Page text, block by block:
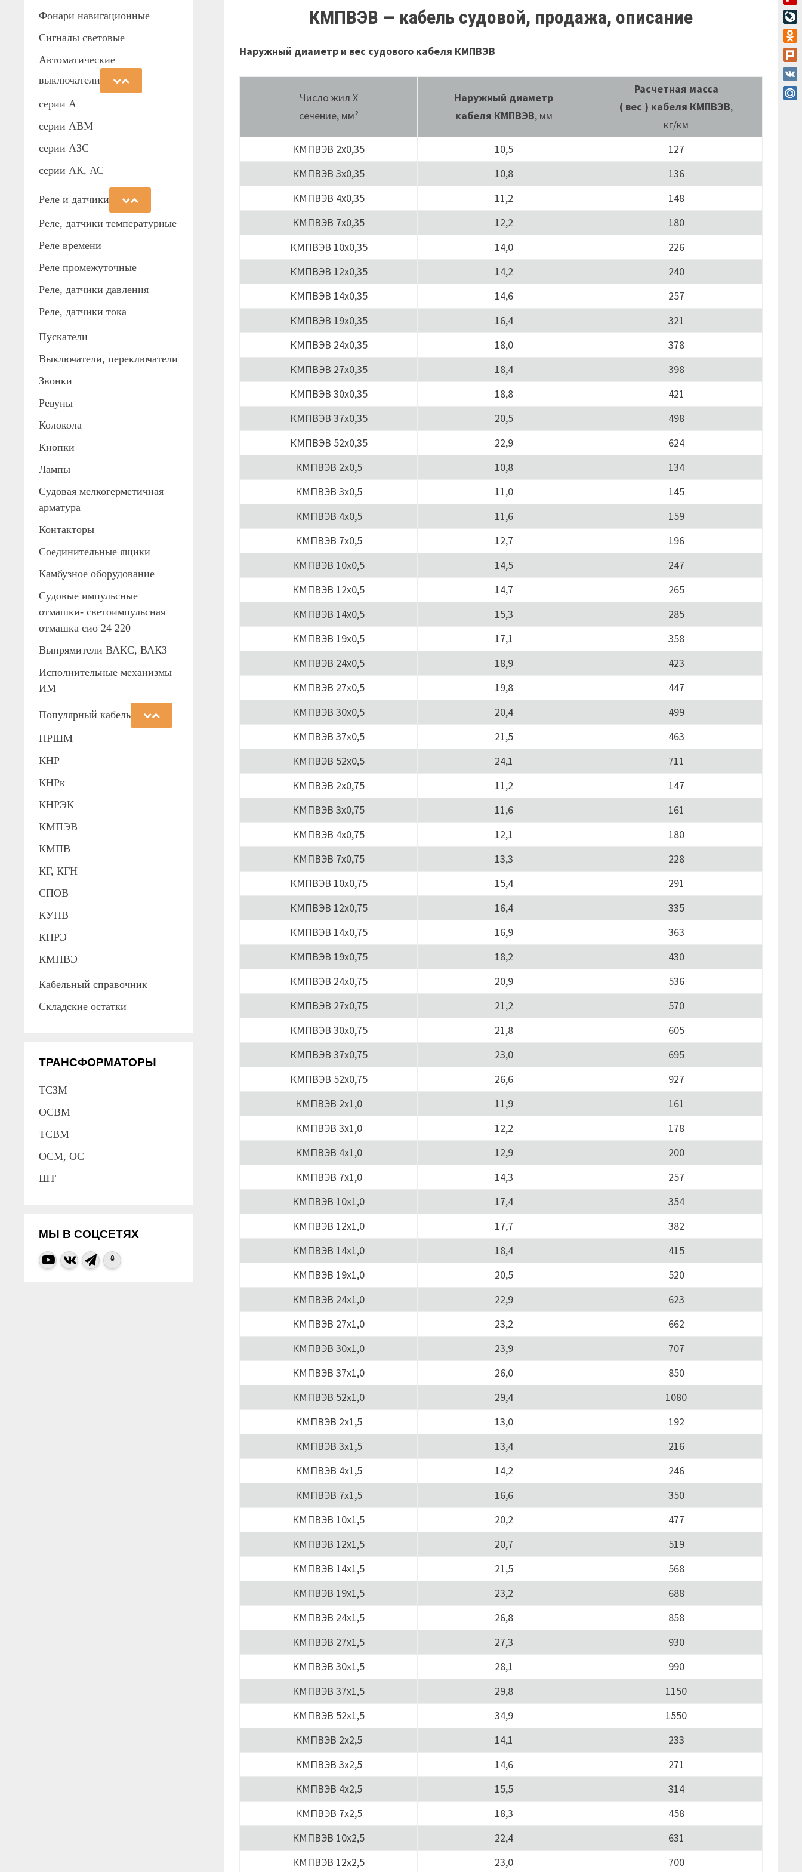
КМПВЭВ — кабель судовой, продажа, описание
Наружный диаметр и вес судового кабеля КМПВЭВ
Число жил Х
сечение, мм²
Наружный диаметр
кабеля КМПВЭВ, мм
Расчетная масса
( вес ) кабеля КМПВЭВ,
кг/км
КМПВЭВ 2х0,35
10,5
127
КМПВЭВ 3х0,35
10,8
136
КМПВЭВ 4х0,35
11,2
148
КМПВЭВ 7х0,35
12,2
180
КМПВЭВ 10х0,35
14,0
226
КМПВЭВ 12х0,35
14,2
240
КМПВЭВ 14х0,35
14,6
257
КМПВЭВ 19х0,35
16,4
321
КМПВЭВ 24х0,35
18,0
378
КМПВЭВ 27х0,35
18,4
398
КМПВЭВ 30х0,35
18,8
421
КМПВЭВ 37х0,35
20,5
498
КМПВЭВ 52х0,35
22,9
624
КМПВЭВ 2х0,5
10,8
134
КМПВЭВ 3х0,5
11,0
145
КМПВЭВ 4х0,5
11,6
159
КМПВЭВ 7х0,5
12,7
196
КМПВЭВ 10х0,5
14,5
247
КМПВЭВ 12х0,5
14,7
265
КМПВЭВ 14х0,5
15,3
285
КМПВЭВ 19х0,5
17,1
358
КМПВЭВ 24х0,5
18,9
423
КМПВЭВ 27х0,5
19,8
447
КМПВЭВ 30х0,5
20,4
499
КМПВЭВ 37х0,5
21,5
463
КМПВЭВ 52х0,5
24,1
711
КМПВЭВ 2х0,75
11,2
147
КМПВЭВ 3х0,75
11,6
161
КМПВЭВ 4х0,75
12,1
180
КМПВЭВ 7х0,75
13,3
228
КМПВЭВ 10х0,75
15,4
291
КМПВЭВ 12х0,75
16,4
335
КМПВЭВ 14х0,75
16,9
363
КМПВЭВ 19х0,75
18,2
430
КМПВЭВ 24х0,75
20,9
536
КМПВЭВ 27х0,75
21,2
570
КМПВЭВ 30х0,75
21,8
605
КМПВЭВ 37х0,75
23,0
695
КМПВЭВ 52х0,75
26,6
927
КМПВЭВ 2х1,0
11,9
161
КМПВЭВ 3х1,0
12,2
178
КМПВЭВ 4х1,0
12,9
200
КМПВЭВ 7х1,0
14,3
257
КМПВЭВ 10х1,0
17,4
354
КМПВЭВ 12х1,0
17,7
382
КМПВЭВ 14х1,0
18,4
415
КМПВЭВ 19х1,0
20,5
520
КМПВЭВ 24х1,0
22,9
623
КМПВЭВ 27х1,0
23,2
662
КМПВЭВ 30х1,0
23,9
707
КМПВЭВ 37х1,0
26,0
850
КМПВЭВ 52х1,0
29,4
1080
КМПВЭВ 2х1,5
13,0
192
КМПВЭВ 3х1,5
13,4
216
КМПВЭВ 4х1,5
14,2
246
КМПВЭВ 7х1,5
16,6
350
КМПВЭВ 10х1,5
20,2
477
КМПВЭВ 12х1,5
20,7
519
КМПВЭВ 14х1,5
21,5
568
КМПВЭВ 19х1,5
23,2
688
КМПВЭВ 24х1,5
26,8
858
КМПВЭВ 27х1,5
27,3
930
КМПВЭВ 30х1,5
28,1
990
КМПВЭВ 37х1,5
29,8
1150
КМПВЭВ 52х1,5
34,9
1550
КМПВЭВ 2х2,5
14,1
233
КМПВЭВ 3х2,5
14,6
271
КМПВЭВ 4х2,5
15,5
314
КМПВЭВ 7х2,5
18,3
458
КМПВЭВ 10х2,5
22,4
631
КМПВЭВ 12х2,5
23,0 700
Фонари навигационные
Сигналы световые
Автоматические
выключатели
серии А
серии АВМ
cерии АЗС
серии АК, АС
Реле и датчики
Реле, датчики температурные
Реле времени
Реле промежуточные
Реле, датчики давления
Реле, датчики тока
Пускатели
Выключатели, переключатели
Звонки
Ревуны
Колокола
Кнопки
Лампы
Судовая мелкогерметичная
арматура
Контакторы
Соединительные ящики
Камбузное оборудование
Судовые импульсные
отмашки- светоимпульсная
отмашка сио 24 220
Выпрямители ВАКС, ВАКЗ
Исполнительные механизмы
ИМ
Популярный кабель
НРШМ
КНР
КНРк
КНРЭК
КМПЭВ
КМПВ
КГ, КГН
СПОВ
КУПВ
КНРЭ
КМПВЭ
Кабельный справочник
Складские остатки
ТРАНСФОРМАТОРЫ
ТСЗМ
ОСВМ
ТСВМ
ОСМ, ОС
ШТ
МЫ В СОЦСЕТЯХ
VK